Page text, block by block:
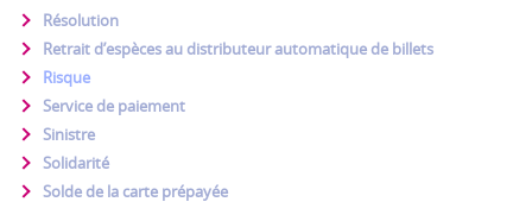
Résolution
Retrait d’espèces au distributeur automatique de billets
Risque
Service de paiement
Sinistre
Solidarité
Solde de la carte prépayée